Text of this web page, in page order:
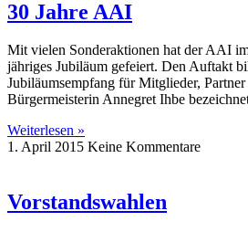
30 Jahre AAI
Mit vielen Sonderaktionen hat der AAI
jähriges Jubiläum gefeiert. Den Auftakt
Jubiläumsempfang für Mitglieder, Partner
Bürgermeisterin Annegret Ihbe
Weiterlesen »
1. April 2015 Keine Kommentare
Vorstandswahlen